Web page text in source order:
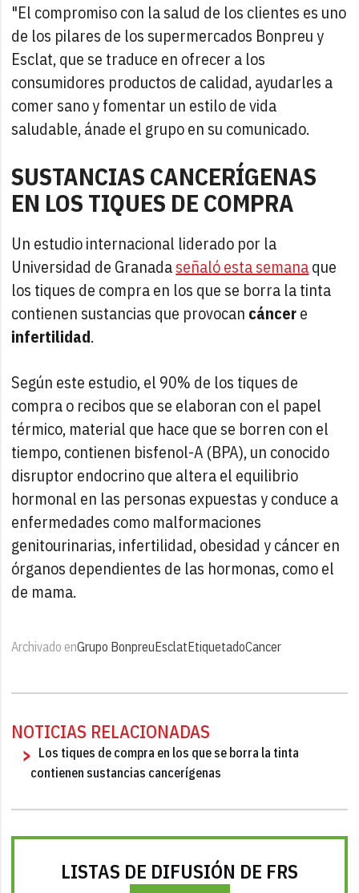
"El compromiso con la salud de los clientes es uno
de los pilares de los supermercados Bonpreu y
Esclat, que se traduce en ofrecer a los
consumidores productos de calidad, ayudarles a
comer sano y fomentar un estilo de vida
saludable, ánade el grupo en su comunicado.
SUSTANCIAS CANCERÍGENAS
EN LOS TIQUES DE COMPRA
Un estudio internacional liderado por la
Universidad de Granadaseñaló esta semanaque
los tiques de compra en los que se borra la tinta
contienen sustancias que provocan cáncere
infertilidad.
Según este estudio, el 90% de los tiques de
compra o recibos que se elaboran con el papel
térmico, material que hace que se borren con el
tiempo, contienen bisfenol-A (BPA), un conocido
disruptor endocrino que altera el equilibrio
hormonal en las personas expuestas y conduce a
enfermedades como malformaciones
genitourinarias, infertilidad, obesidad y cáncer en
órganos dependientes de las hormonas, como el
de mama.
Archivado enGrupo BonpreuEsclatEtiquetadoCancer
NOTICIAS RELACIONADAS
Los tiques de compra en los que se borra la tinta
contienen sustancias cancerígenas
LISTAS DE DIFUSIÓN DE FRS